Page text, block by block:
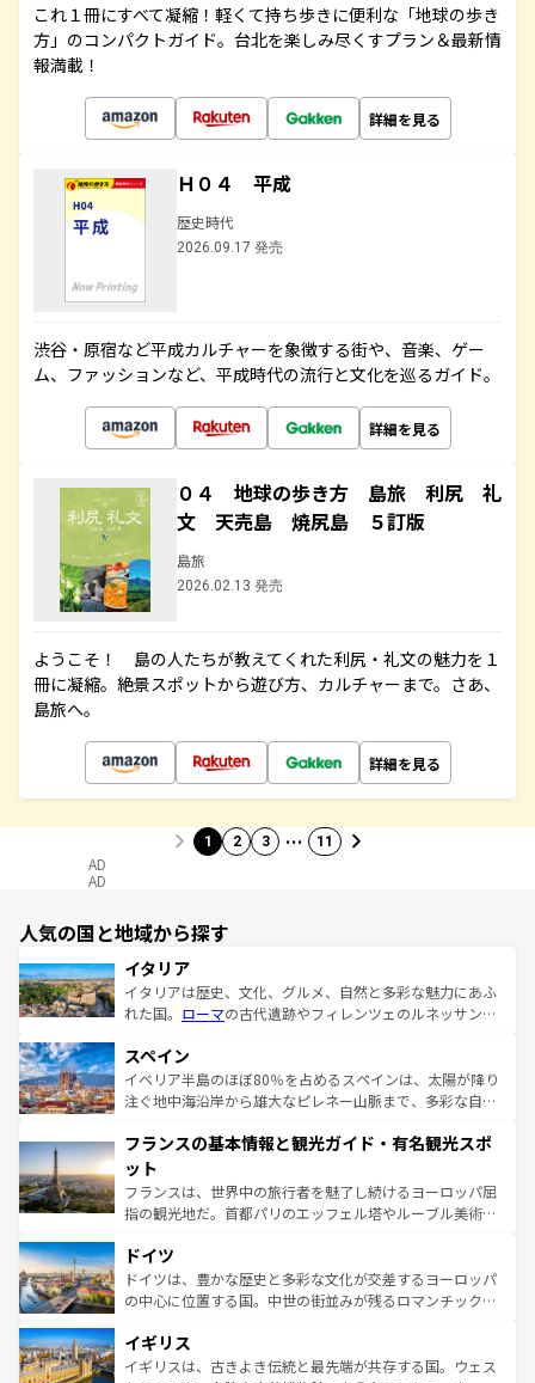
これ１冊にすべて凝縮！軽くて持ち歩きに便利な「地球の歩き
方」のコンパクトガイド。台北を楽しみ尽くすプラン＆最新情
報満載！
詳細を見る
Ｈ０４ 平成
歴史時代
2026.09.17 発売
渋谷・原宿など平成カルチャーを象徴する街や、音楽、ゲー
ム、ファッションなど、平成時代の流行と文化を巡るガイド。
詳細を見る
０４ 地球の歩き方 島旅 利尻 礼
文 天売島 焼尻島 ５訂版
島旅
2026.02.13 発売
ようこそ！ 島の人たちが教えてくれた利尻・礼文の魅力を１
冊に凝縮。絶景スポットから遊び方、カルチャーまで。さあ、
島旅へ。
詳細を見る
1 2 3 … 11
AD
AD
人気の国と地域から探す
イタリア
イタリアは歴史、文化、グルメ、自然と多彩な魅力にあふ
れた国。 ローマの古代遺跡やフィレンツェのルネッサンス
ろん、トスカーナの美しい田園風景やアマルフィ海岸の絶
景など、自然景観も見逃せない。観光の合間には、本場の
ピザやパスタなど、絶品のイタリア料理を堪能することも
ませてくれるイタリアで、忘れられない旅をしてみよう！
なお、新着のイタリア情報は
しい。
スペイン
イベリア半島のほぼ80％を占めるスペインは、太陽が降り
注ぐ地中海沿岸から雄大なピレネー山脈まで、多彩な自然
文化が根付くこの国では、情熱的なフラメンコ、熱気あふ
れる闘牛、そして美味しいタパスが生活の一部となってい
る。首都マドリードの洗練された雰囲気や、バルセロナの
アートに溢れた街角から、地方では古代ローマ遺跡や中世
せる。地方によって風土や気候が異なるスペインはその個
性で訪れる人を魅了する。 なお、新着のスペイン情報は コ
ンテンツ一覧を参照してほしい。
フランスの基本情報と観光ガイド・有名観光スポ
ット
フランスは、世界中の旅行者を魅了し続けるヨーロッパ屈
指の観光地だ。首都パリのエッフェル塔やルーブル美術館
で、幅広い魅力が詰まっている。華麗な宮殿、歴史的な大
聖堂、美しいビーチ、そして豊かな自然が、訪れる者を心
から魅了する。また、フランスは美食の国としても知ら
いる。シャンパンの発祥地であるランス、プロヴァンスの
香り高いラベンダー畑など、多彩な楽しみ方が可能だ。さ
ドイツ
ドイツは、豊かな歴史と多彩な文化が交差するヨーロッパ
の中心に位置する国。中世の街並みが残るロマンチック街
顔を持つこの国は、どこを歩いても飽きることがない。ベ
ルリンの文化的活気、バイエルン州のアルプスの絶景、そ
イギリス
イギリスは、古きよき伝統と最先端が共存する国。ウェス